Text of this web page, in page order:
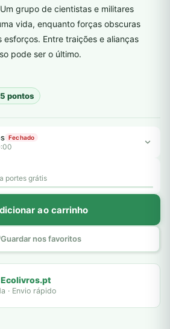
grupo de cientistas e militares
vida, enquanto forças obscuras
Entre traições e alianças
pode ser o último.
pontos
Fechado
portes grátis
ao carrinho
Guardar nos favoritos
Ecolivros.pt
· Envio rápido